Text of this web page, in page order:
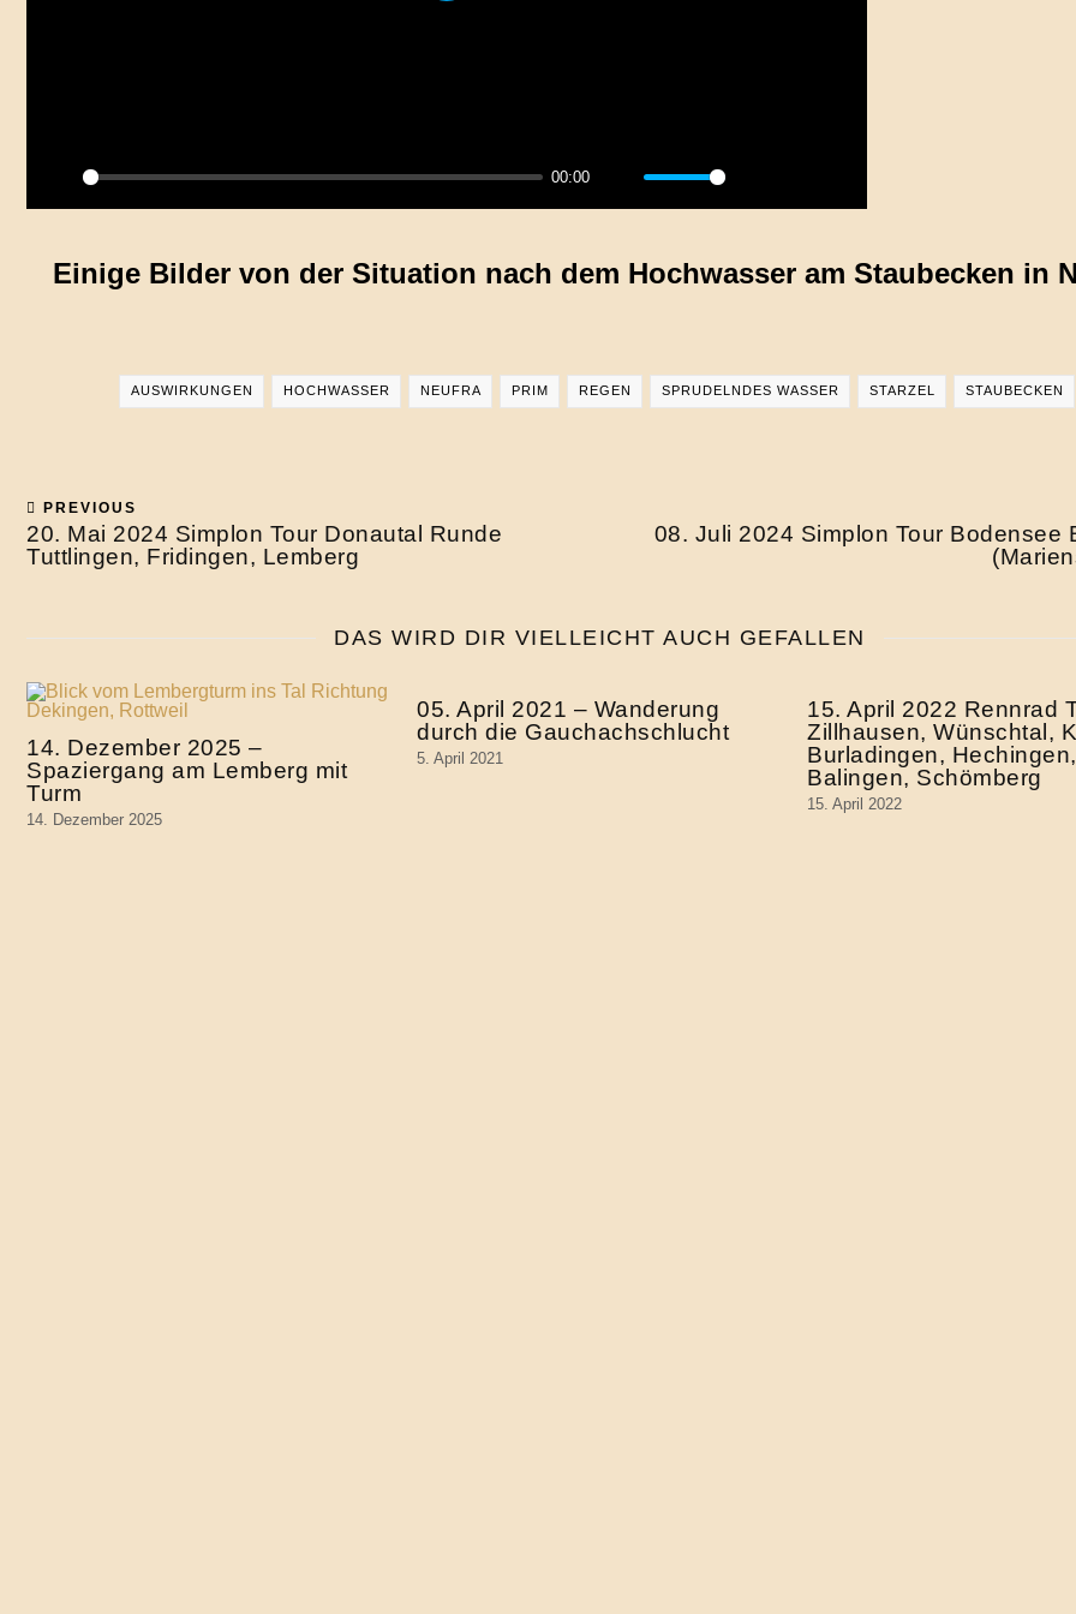
00:00
Einige Bilder von der Situation nach dem Hochwasser am Staubecken in
AUSWIRKUNGEN HOCHWASSER NEUFRA PRIM REGEN SPRUDELNDES WASSER STARZEL STAUBECKEN
PREVIOUS
20. Mai 2024 Simplon Tour Donautal Runde
Tuttlingen, Fridingen, Lemberg
08. Juli 2024 Simplon Tour Bodensee
DAS WIRD DIR VIELLEICHT AUCH GEFALLEN
14. Dezember 2025 –
Spaziergang am Lemberg mit
Turm
14. Dezember 2025
05. April 2021 – Wanderung
durch die Gauchachschlucht
5. April 2021
15. April 2022 Rennrad
Zillhausen, Wünschtal,
Burladingen, Hechingen,
Balingen, Schömberg
15. April 2022